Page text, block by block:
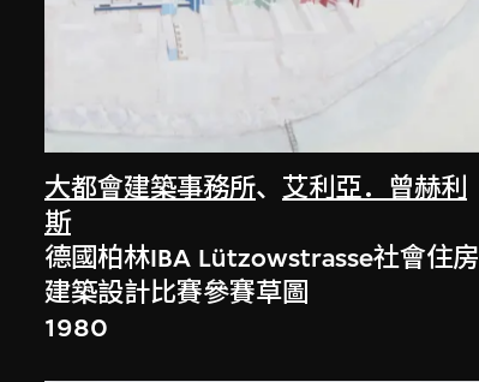
大都會建築事務所、艾利亞．曾赫利
斯
德國柏林IBA Lützowstrasse社會住房
建築設計比賽參賽草圖
1980